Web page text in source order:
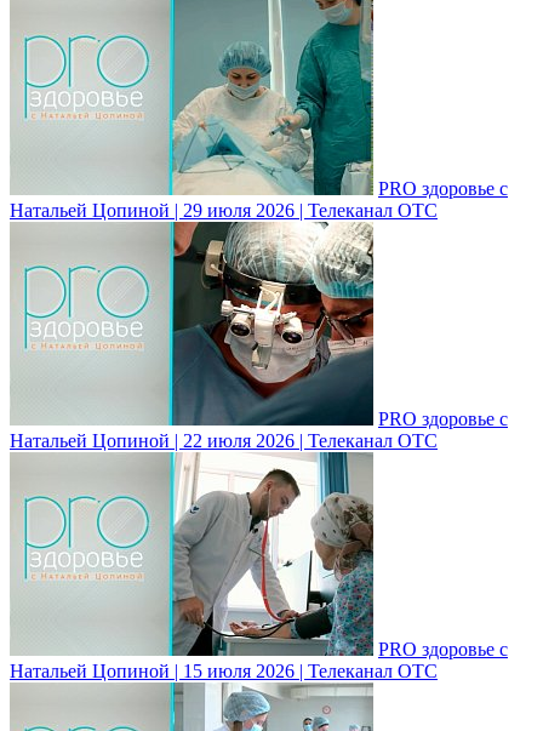
PRO здоровье с
Натальей Цопиной | 29 июля 2026 | Телеканал ОТС
PRO здоровье с
Натальей Цопиной | 22 июля 2026 | Телеканал ОТС
PRO здоровье с
Натальей Цопиной | 15 июля 2026 | Телеканал ОТС